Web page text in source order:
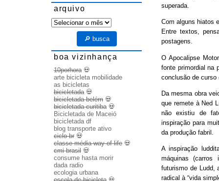
superada.
Com alguns hiatos
Entre textos,
postagens.
O Apocalipse
fonte primordial na
conclusão de curso
Da mesma obra
que remete à Ned
não existiu de
inspiração para
da produção fabril.
A inspiração
máquinas (carros
futurismo de Ludd,
radical à “vida
arquivo
arquivo
🔎 busca
boa vizinhança
10porhora💀
arte bicicleta mobilidade
as bicicletas
bicicletada💀
bicicletada belém 💀
bicicletada curitiba💀
Bicicletada de Maceió
bicicletada df
blog transporte ativo
ciclo br 💀
classe média way of life 💀
cmi brasil 💀
consume hasta morir
dada radio
ecologia urbana